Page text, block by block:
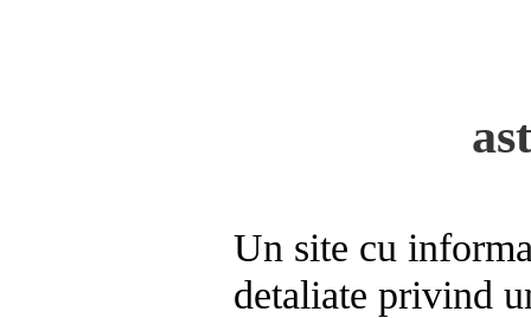
Un site cu
detaliate privind